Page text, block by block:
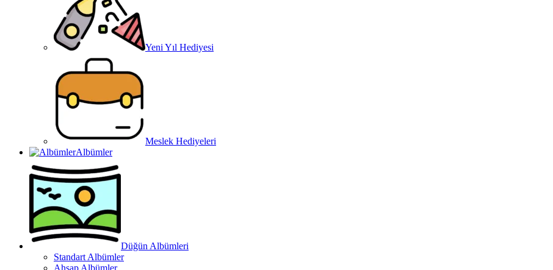
Yeni Yıl Hediyesi
Meslek Hediyeleri
Albümler
Düğün Albümleri
Standart Albümler
Ahşap Albümler